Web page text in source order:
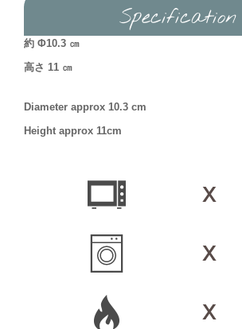
Specification
約 Φ10.3 ㎝
高さ 11 ㎝
Diameter approx 10.3 cm
Height approx 11cm